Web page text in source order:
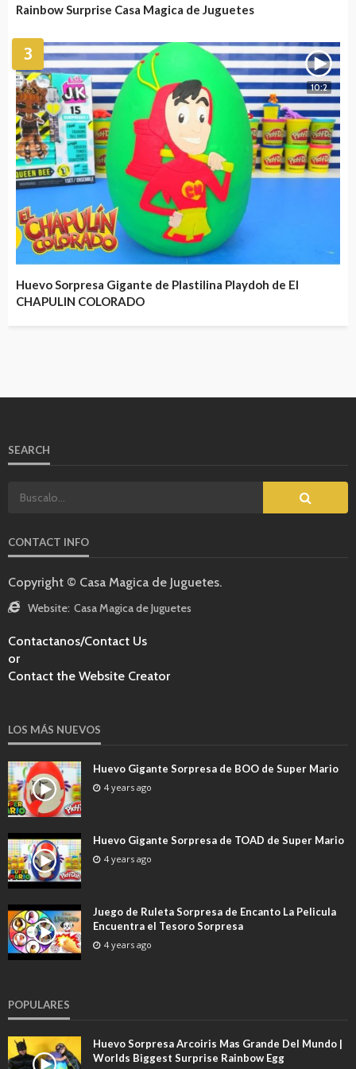
Rainbow Surprise Casa Magica de Juguetes
3
10:2
Huevo Sorpresa Gigante de Plastilina Playdoh de El
CHAPULIN COLORADO
SEARCH
CONTACT INFO
Copyright © Casa Magica de Juguetes.
Website: Casa Magica de Juguetes
Contactanos/Contact Us
or
Contact the Website Creator
LOS MÁS NUEVOS
Huevo Gigante Sorpresa de BOO de Super Mario
4 years ago
Huevo Gigante Sorpresa de TOAD de Super Mario
4 years ago
Juego de Ruleta Sorpresa de Encanto La Pelicula
Encuentra el Tesoro Sorpresa
4 years ago
POPULARES
Huevo Sorpresa Arcoiris Mas Grande Del Mundo |
Worlds Biggest Surprise Rainbow Egg